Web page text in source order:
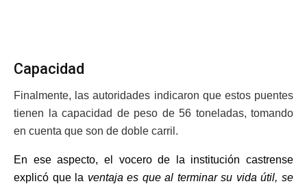
Capacidad
Finalmente, las autoridades indicaron que estos puentes
tienen la capacidad de peso de 56 toneladas, tomando
en cuenta que son de doble carril.
En ese aspecto, el vocero de la institución castrense
explicó que la ventaja es que al terminar su vida útil, se